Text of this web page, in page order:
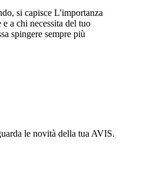
si capisce L'importanza
e a chi necessita del tuo
spingere sempre più
le novità della tua AVIS.